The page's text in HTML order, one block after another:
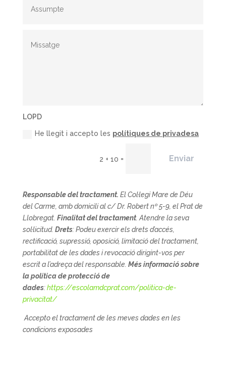
LOPD
He llegit i accepto les polítiques de privadesa
2 + 10 = Enviar
Responsable del tractament. El Col·legi Mare de Déu
del Carme, amb domicili al c/ Dr. Robert nº 5-9, el Prat de
Llobregat. Finalitat del tractament. Atendre la seva
sol·licitud. Drets: Podeu exercir els drets d’accés,
rectificació, supressió, oposició, limitació del tractament,
portabilitat de les dades i revocació dirigint-vos per
escrit a l’adreça del responsable. Més informació sobre
la política de protecció de
dades:https://escolamdcprat.com/politica-de-
privacitat/
Accepto el tractament de les meves dades en les
condicions exposades